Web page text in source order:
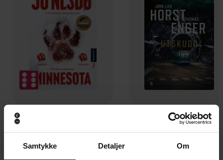
Samtykke Detaljer Om
Minnesota
Jo Nesbø
349,-
Utskudd
Jørn Lier Horst